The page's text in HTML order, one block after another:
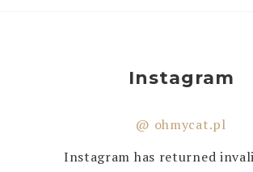
Instagram
@ ohmycat.pl
Instagram has returned